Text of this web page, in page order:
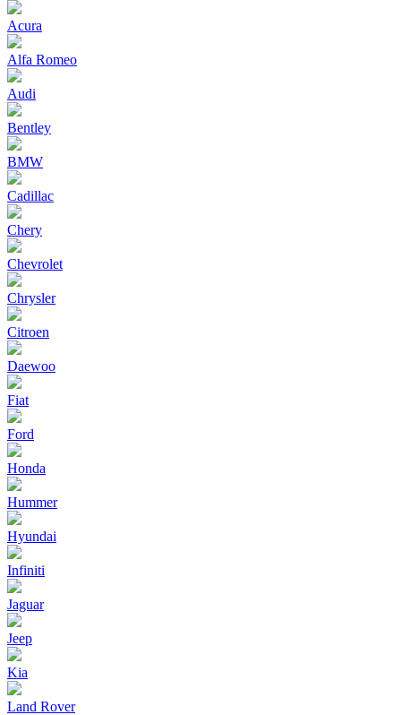
Acura
Alfa Romeo
Audi
Bentley
BMW
Cadillac
Chery
Chevrolet
Chrysler
Citroen
Daewoo
Fiat
Ford
Honda
Hummer
Hyundai
Infiniti
Jaguar
Jeep
Kia
Land Rover